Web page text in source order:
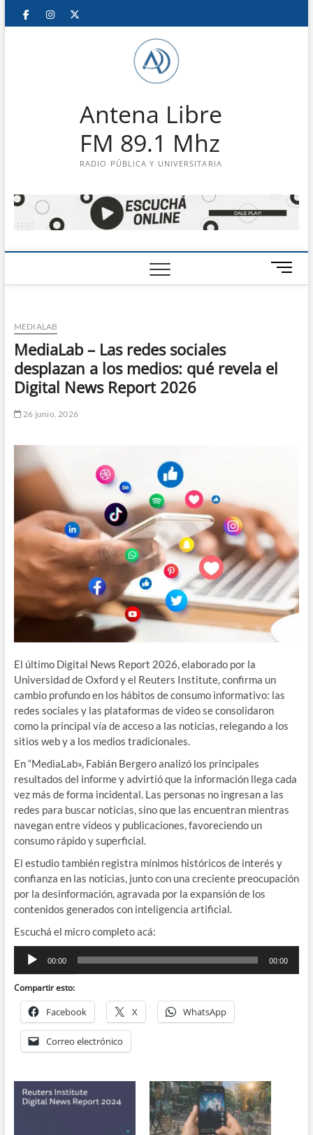
Saltar
FacebookInstagram
Antena Libre
FM 89.1 Mhz
RADIO PÚBLICA Y UNIVERSITARIA
B
o
e
m
MEDIALAB
MediaLab – Las redes sociales
desplazan a los medios: qué revela el
Digital News Report 2026
26 junio, 2026
El último Digital News Report 2026, elaborado por la
Universidad de Oxford y el Reuters Institute, confirma un
cambio profundo en los hábitos de consumo informativo: las
redes sociales y las plataformas de video se consolidaron
como la principal vía de acceso a las noticias, relegando a los
sitios web y a los medios tradicionales.
En “MediaLab», Fabián Bergero analizó los principales
resultados del informe y advirtió que la información llega cada
vez más de forma incidental. Las personas no ingresan a las
redes para buscar noticias, sino que las encuentran mientras
navegan entre videos y publicaciones, favoreciendo un
consumo rápido y superficial.
El estudio también registra mínimos históricos de interés y
confianza en las noticias, junto con una creciente preocupación
por la desinformación, agravada por la expansión de los
contenidos generados con inteligencia artificial.
Escuchá el micro completo acá:
Reproductor
audio
00:00 00:00
Compartir esto:
Facebook X WhatsApp
Correo electrónico